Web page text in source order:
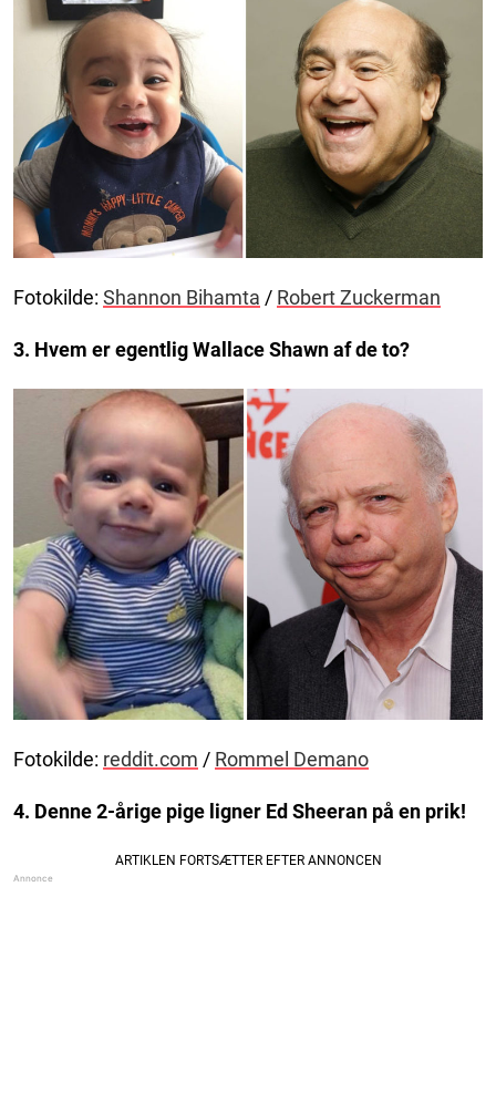
Fotokilde: Shannon Bihamta / Robert Zuckerman
3. Hvem er egentlig Wallace Shawn af de to?
Fotokilde: reddit.com / Rommel Demano
4. Denne 2-årige pige ligner Ed Sheeran på en prik!